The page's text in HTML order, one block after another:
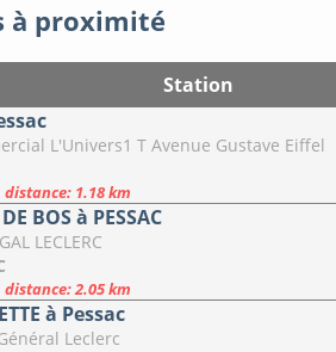
à proximité
Station
L'Univers1 T Avenue Gustave Eiffel
distance: 1.18 km
BOS à PESSAC
LECLERC
distance: 2.05 km
à Pessac
Leclerc